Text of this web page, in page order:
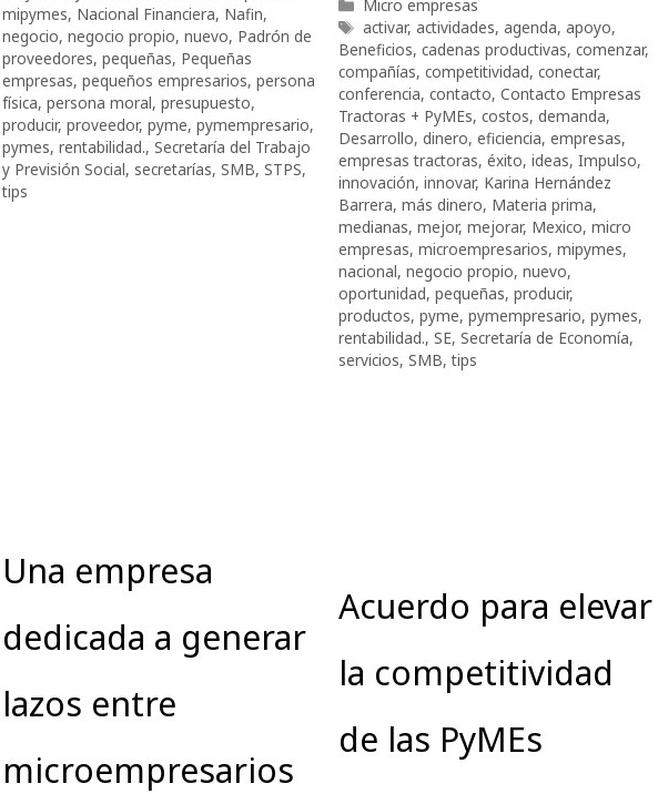
mipymes, Nacional Financiera, Nafin,
negocio, negocio propio, nuevo, Padrón de
proveedores, pequeñas, Pequeñas
empresas, pequeños empresarios, persona
física, persona moral, presupuesto,
producir, proveedor, pyme, pymempresario,
pymes, rentabilidad., Secretaría del Trabajo
y Previsión Social, secretarías, SMB, STPS,
tips
Micro empresas
Etiquetas
activar, actividades, agenda, apoyo,
Beneficios, cadenas productivas, comenzar,
compañías, competitividad, conectar,
conferencia, contacto, Contacto Empresas
Tractoras + PyMEs, costos, demanda,
Desarrollo, dinero, eficiencia, empresas,
empresas tractoras, éxito, ideas, Impulso,
innovación, innovar, Karina Hernández
Barrera, más dinero, Materia prima,
medianas, mejor, mejorar, Mexico, micro
empresas, microempresarios, mipymes,
nacional, negocio propio, nuevo,
oportunidad, pequeñas, producir,
productos, pyme, pymempresario, pymes,
rentabilidad., SE, Secretaría de Economía,
servicios, SMB,tips
Una empresa
dedicada a generar
lazos entre
microempresarios
Acuerdo para elevar
la competitividad
de las PyMEs